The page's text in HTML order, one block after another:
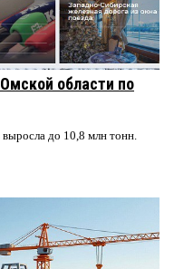
области по
до 10,8 млн тонн.